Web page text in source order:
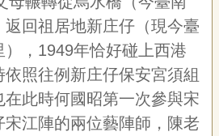
回祖居地新庄仔（現今臺
， 1949年恰好碰上西港
照往例新庄仔保安宮須組
在此時何國昭第一次參與宋
江陣的兩位藝陣師，陳老